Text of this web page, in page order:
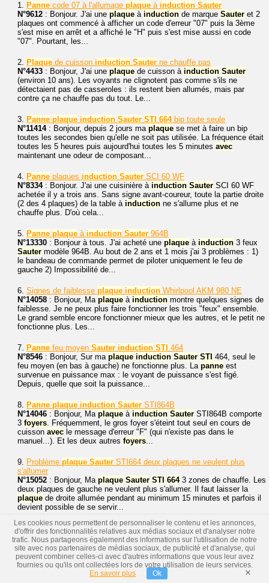
1. Panne code 07 à l'allumage plaque à induction Sauter
N°9612 : Bonjour. J'ai une plaque à induction de marque Sauter et 2
plaques ont commencé à afficher un code d'erreur "07" puis la 3ème
s'est mise en arrêt et a affiché le "H" puis s'est mise aussi en code
"07". Pourtant, les...
2. Plaque de cuisson induction Sauter ne chauffe pas
N°4433 : Bonjour, J'ai une plaque de cuisson à induction Sauter
(environ 10 ans). Les voyants ne clignotent pas comme s'ils ne
détectaient pas de casseroles : ils restent bien allumés, mais par
contre ça ne chauffe pas du tout. Le...
3. Panne plaque induction Sauter STI 664bip toute seule
N°11414: Bonjour, depuis 2 jours ma plaque se met à faire un bip
toutes les secondes bien qu'elle ne soit pas utilisée. La fréquence était
toutes les 5 heures puis aujourd'hui toutes les 5 minutes avec
maintenant une odeur de composant...
4. Panne plaques induction Sauter SCI 60 WF
N°8334: Bonjour. J'ai une cuisinière à induction Sauter SCI 60 WF
achetée il y a trois ans. Sans signe avant-coureur, toute la partie droite
(2 des 4 plaques) de la table à induction ne s'allume plus et ne
chauffe plus. D'où cela...
5. Panne plaque à induction Sauter 964B
N°13330 : Bonjour à tous. J'ai acheté une plaque à induction 3 feux
Sauter modèle 964B. Au bout de 2 ans et 1 mois j'ai 3 problèmes : 1)
le bandeau de commande permet de piloter uniquement le feu de
gauche 2) Impossibilité de...
6. Signes de faiblesse plaque induction Whirlpool AKM 980 NE
N°14058 : Bonjour, Ma plaque à induction montre quelques signes de
faiblesse. Je ne peux plus faire fonctionner les trois "feux" ensemble.
Le grand semble encore fonctionner mieux que les autres, et le petit ne
fonctionne plus. Les...
7. Panne feu moyen Sauter induction STI 464
N°8546 : Bonjour, Sur ma plaque induction Sauter STI 464, seul le
feu moyen (en bas à gauche) ne fonctionne plus. La panne est
survenue en puissance max : le voyant de puissance s'est figé.
Depuis, quelle que soit la puissance...
8. Panne plaque induction Sauter STI864B
N°14046 : Bonjour, Ma plaque à induction Sauter STI864B comporte
3 foyers. Fréquemment, le gros foyer s'éteint tout seul en cours de
cuisson avec le message d'erreur "F" (qui n'existe pas dans le
manuel...). Et les deux autres foyers...
9. Problème plaque Sauter STI664 deux plaques ne veulent plus
s'allumer
N°15052 : Bonjour, Ma plaque Sauter STI 6643 zones de chauffe. Les
deux plaques de gauche ne veulent plus s'allumer. Il faut laisser la
plaque de droite allumée pendant au minimum 15 minutes et parfois il
devient possible de se servir...
10.Panne plaqueàinductionBosch PIK645Q01E neuve
N°9740: Bonjour. Lorsque je veux allumer un des trois feux, celui-ci
affiche un 9 en version verso clignotant. Bien sûr, cettepanne
n'apparaît pas dans le manuel ! Les deux autres feux fonctionnent bien.
Mise en fonction depuis...
Les cookies nous permettent de personnaliser le contenu et les annonces,
d'offrir des fonctionnalités relatives aux médias sociaux et d'analyser notre
trafic. Nous partageons également des informations sur l'utilisation de notre
site avec nos partenaires de médias sociaux, de publicité et d'analyse, qui
peuvent combiner celles-ci avec d'autres informations que vous leur avez
fournies ou qu'ils ont collectées lors de votre utilisation de leurs services.
En savoir plus
Ok ×